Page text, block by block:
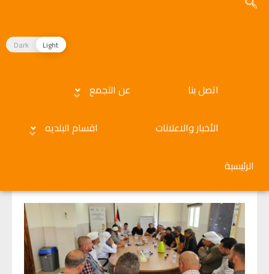
Light
Dark
اتصل بنا عن التجمع
الأخبار والاعلانات اقسام البلديه
الرئيسية